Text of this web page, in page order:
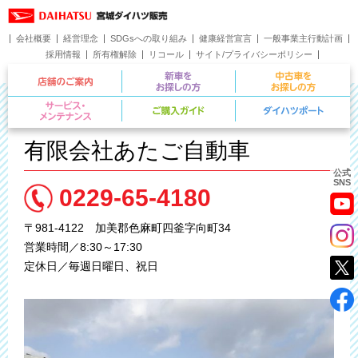
公式
SNS
会社概要 経営理念 SDGsへの取り組み 健康経営宣言
一般事業主行動計画
採用情報
所有権解除 リコール
サイト/プライバシーポリシー
お問い合わせ
店舗のご案内 新車をお探しの方
サービス・メンテナンス ご購入ガイド
有限会社あたご自動車
0229-65-4180
〒981-4122 加美郡色麻町四釜字向町34
営業時間／8:30～17:30
定休日／毎週日曜日、祝日